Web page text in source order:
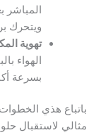
المباشر
ويتحرك
تهوية
الهواء
بسرعة
باتباع هذي
مثالي لاستقبال